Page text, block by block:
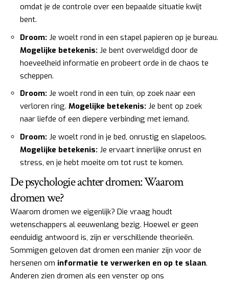
omdat je de controle over een bepaalde situatie kwijt
bent.
Droom: Je woelt rond in een stapel papieren op je bureau.
Mogelijke betekenis: Je bent overweldigd door de
hoeveelheid informatie en probeert orde in de chaos te
scheppen.
Droom: Je woelt rond in een tuin, op zoek naar een
verloren ring. Mogelijke betekenis: Je bent op zoek
naar liefde of een diepere verbinding met iemand.
Droom: Je woelt rond in je bed, onrustig en slapeloos.
Mogelijke betekenis: Je ervaart innerlijke onrust en
stress, en je hebt moeite om tot rust te komen.
De psychologie achter dromen: Waarom
dromen we?
Waarom dromen we eigenlijk? Die vraag houdt
wetenschappers al eeuwenlang bezig. Hoewel er geen
eenduidig antwoord is, zijn er verschillende theorieën.
Sommigen geloven dat dromen een manier zijn voor de
hersenen om informatie te verwerken en op te slaan.
Anderen zien dromen als een venster op ons